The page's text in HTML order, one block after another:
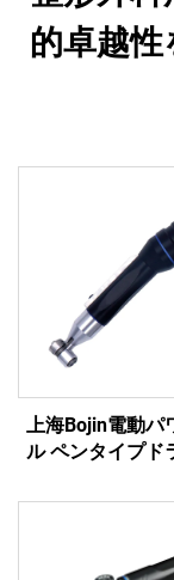
的卓越
上海Bojin電動パ
ル ペンタイプド
科用システム